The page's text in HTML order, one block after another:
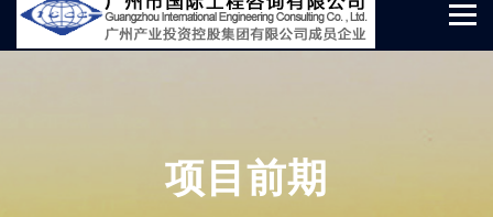
项目前期